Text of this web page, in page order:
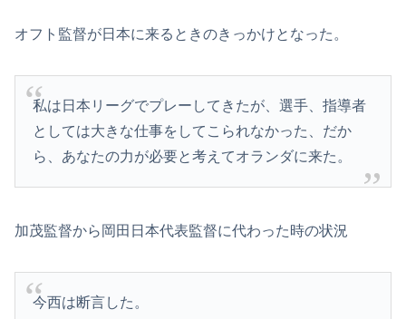
オフト監督が日本に来るときのきっかけとなった。
私は日本リーグでプレーしてきたが、選手、指導者
としては大きな仕事をしてこられなかった、だか
ら、あなたの力が必要と考えてオランダに来た。
加茂監督から岡田日本代表監督に代わった時の状況
今西は断言した。